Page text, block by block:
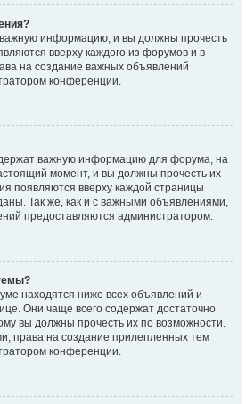
информацию, и вы должны прочесть
вверху каждого из форумов и в
на создание важных объявлений
конференции.
важную информацию для форума, на
момент, и вы должны прочесть их
появляются вверху каждой страницы
Так же, как и с важными объявлениями,
предоставляются администратором.
находятся ниже всех объявлений и
Они чаще всего содержат достаточно
вы должны прочесть их по возможности.
права на создание прилепленных тем
конференции.